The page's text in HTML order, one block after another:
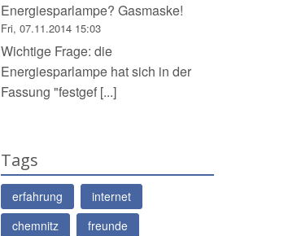
Energiesparlampe? Gasmaske!
Fri, 07.11.2014 15:03
Wichtige Frage: die
Energiesparlampe hat sich in der
Fassung "festgef [...]
Tags
erfahrung
internet
chemnitz
freunde